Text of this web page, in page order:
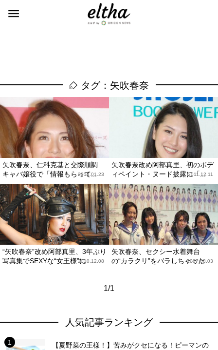
タグ：矢吹春奈
矢吹春奈、仁科克基と交際順調
キャバ嬢役で「情報もらって...
2014.01.23
矢吹春奈改め阿部真里、初のボデ
ィペイント・ヌード披露に「...
2011.12.11
“矢吹春奈”改め阿部真里、3年ぶり
写真集でSEXYな“女王様”に2010.12.08
矢吹春奈、セクシー水着舞台
の“カラクリ”をバラしちゃった
2007.08.03
1/1
人気記事ランキング
【夏野菜の王様！】苦みがクセになる！ピーマンの